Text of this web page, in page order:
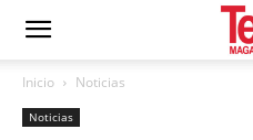
Inicio Noticias
Noticias